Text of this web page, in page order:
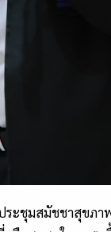
ระชุมสมัชชาสุข